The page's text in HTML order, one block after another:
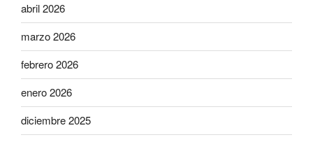
abril 2026
marzo 2026
febrero 2026
enero 2026
diciembre 2025